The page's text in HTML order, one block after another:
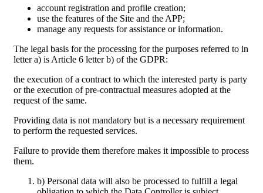
account registration and profile creation;
use the features of the Site and the APP;
manage any requests for assistance or information.
The legal basis for the processing for the purposes referred to in
letter a) is Article 6 letter b) of the GDPR:
the execution of a contract to which the interested party is party
or the execution of pre-contractual measures adopted at the
request of the same.
Providing data is not mandatory but is a necessary requirement
to perform the requested services.
Failure to provide them therefore makes it impossible to process
them.
b) Personal data will also be processed to fulfill a legal